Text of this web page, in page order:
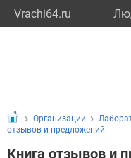
Vrachi64.ru
Организации
отзывов и предложений.
Книга отзывов и